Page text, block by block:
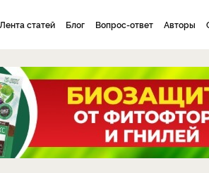
Лента статей Блог Вопрос-ответ Авторы